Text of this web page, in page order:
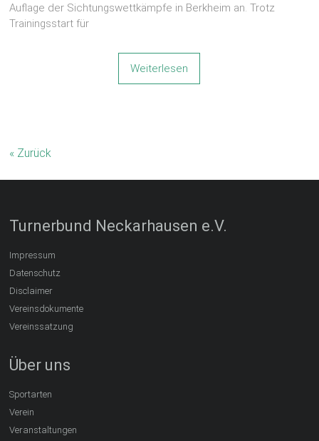
Auflage der Sichtungswettkämpfe in Berkheim an. Trotz
Trainingsstart für
Weiterlesen
« Zurück
Turnerbund Neckarhausen e.V.
Impressum
Datenschutz
Disclaimer
Vereinsdokumente
Vereinssatzung
Über uns
Sportarten
Verein
Veranstaltungen